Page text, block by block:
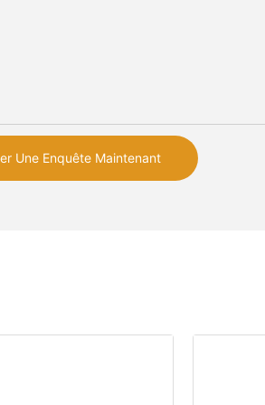
Une Enquête Maintenant